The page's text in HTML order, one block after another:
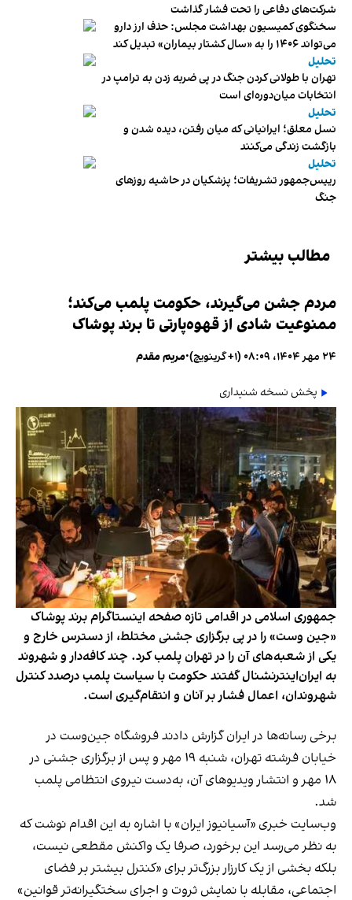
شرکت‌های دفاعی را تحت فشار گذاشت
سخنگوی کمیسیون بهداشت مجلس: حذف ارز دارو
می‌تواند ۱۴۰۶ را به «سال کشتار بیماران» تبدیل کند
تحلیل
تهران با طولانی کردن جنگ در پی ضربه زدن به ترامپ در
انتخابات میان‌دوره‌ای است
تحلیل
نسل معلق؛ ایرانیانی که میان رفتن، دیده شدن و
بازگشت زندگی می‌کنند
تحلیل
رییس‌جمهور تشریفات؛ پزشکیان در حاشیه روزهای
جنگ
مطالب بیشتر
مردم جشن می‌گیرند، حکومت پلمب می‌کند؛
ممنوعیت شادی از قهوه‌پارتی تا برند پوشاک
۲۴ مهر ۱۴۰۴، ۰۸:۰۹ (‎+۱ گرینویچ) •مریم مقدم
پخش نسخه شنیداری
جمهوری اسلامی در اقدامی تازه صفحه اینستاگرام برند پوشاک
«جین وست» را در پی برگزاری جشنی مختلط، از دسترس خارج و
یکی از شعبه‌های آن را در تهران پلمب کرد. چند کافه‌‌دار و شهروند
به ایران‌اینترنشنال گفتند حکومت با سیاست پلمب درصدد کنترل
شهروندان، اعمال فشار بر آنان و انتقام‌گیری است.
برخی رسانه‌ها در ایران گزارش دادند فروشگاه جین‌وست در
خیابان فرشته تهران، شنبه ۱۹ مهر و پس از برگزاری جشنی در
۱۸ مهر و انتشار ویدیوهای آن، به‌دست نیروی انتظامی پلمب
شد.
وب‌سایت خبری «آسیانیوز ایران» با اشاره به این اقدام نوشت که
به نظر می‌رسد این برخورد، صرفا یک واکنش مقطعی نیست،
بلکه بخشی از یک کارزار بزرگ‌تر برای «کنترل بیشتر بر فضای
اجتماعی، مقابله با نمایش ثروت و اجرای سختگیرانه‌تر قوانین»